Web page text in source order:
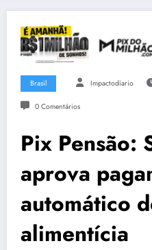
Brasil Impactodiario
0 Comentários
Pix Pensão:
aprova
automático
alimentícia